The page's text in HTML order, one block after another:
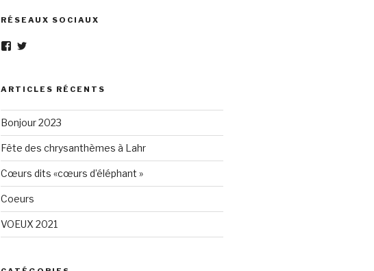
RÉSEAUX SOCIAUX
Voir
Eléphant-
160596147294205
sur
Facebook
Voir
elephantgris
Twitter
ARTICLES RÉCENTS
Bonjour 2023
Fête des chrysanthèmes à Lahr
Cœurs dits «cœurs d’éléphant »
Coeurs
VOEUX 2021